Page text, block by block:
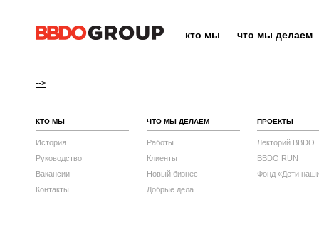
кто мы что мы делаем
-->
КТО МЫ
История
Руководство
Вакансии
Контакты
ЧТО МЫ ДЕЛАЕМ
Работы
Клиенты
Новый бизнес
Добрые дела
ПРОЕКТЫ
Лекторий BBDO
BBDO RUN
Фонд «Дети